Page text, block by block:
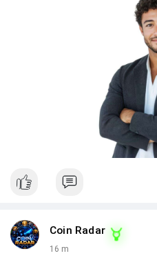
Coin Radar
16 m